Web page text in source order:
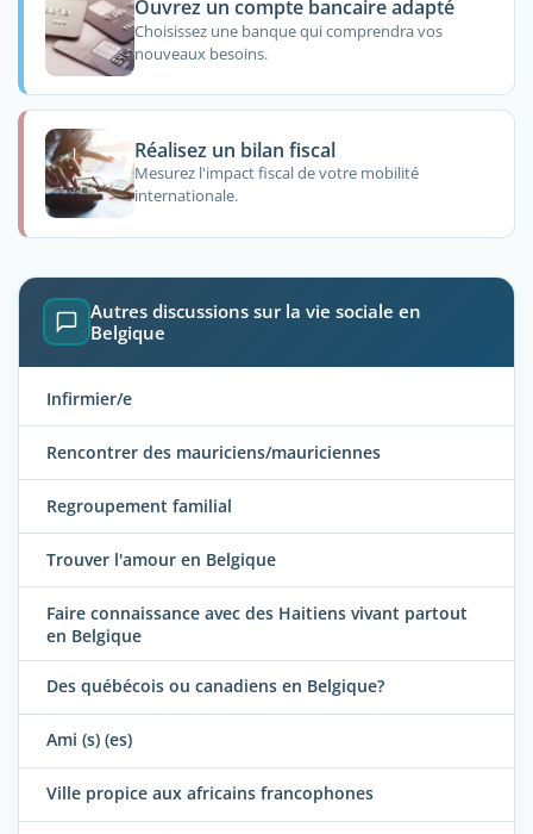
Ouvrez un compte bancaire adapté
Choisissez une banque qui comprendra vos
nouveaux besoins.
Réalisez un bilan fiscal
Mesurez l'impact fiscal de votre mobilité
internationale.
Autres discussions sur la vie sociale en
Belgique
Infirmier/e
Rencontrer des mauriciens/mauriciennes
Regroupement familial
Trouver l'amour en Belgique
Faire connaissance avec des Haitiens vivant partout
en Belgique
Des québécois ou canadiens en Belgique?
Ami (s) (es)
Ville propice aux africains francophones